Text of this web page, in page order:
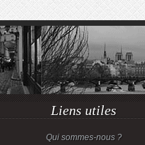
Liens utiles
Qui sommes-nous ?